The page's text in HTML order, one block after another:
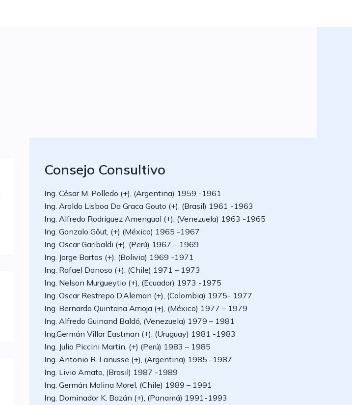
Consejo Consultivo
Ing. César M. Polledo (+), (Argentina) 1959 -1961
Ing. Aroldo Lisboa Da Graca Gouto (+), (Brasil) 1961 -1963
Ing. Alfredo Rodríguez Amengual (+), (Venezuela) 1963 -1965
Ing. Gonzalo Gôut, (+) (México) 1965 -1967
Ing. Oscar Garibaldi (+), (Perú) 1967 – 1969
Ing. Jorge Bartos (+), (Bolivia) 1969 -1971
Ing. Rafael Donoso (+), (Chile) 1971 – 1973
Ing. Nelson Murgueytio (+), (Ecuador) 1973 -1975
Ing. Oscar Restrepo D’Aleman (+), (Colombia) 1975- 1977
Ing. Bernardo Quintana Arrioja (+), (México) 1977 – 1979
Ing. Alfredo Guinand Baldó, (Venezuela) 1979 – 1981
Ing.Germán Villar Eastman (+), (Uruguay) 1981 -1983
Ing. Julio Piccini Martin, (+) (Perú) 1983 – 1985
Ing. Antonio R. Lanusse (+), (Argentina) 1985 -1987
Ing. Livio Amato, (Brasil) 1987 -1989
Ing. Germán Molina Morel, (Chile) 1989 – 1991
Ing. Dominador K. Bazán (+), (Panamá) 1991-1993